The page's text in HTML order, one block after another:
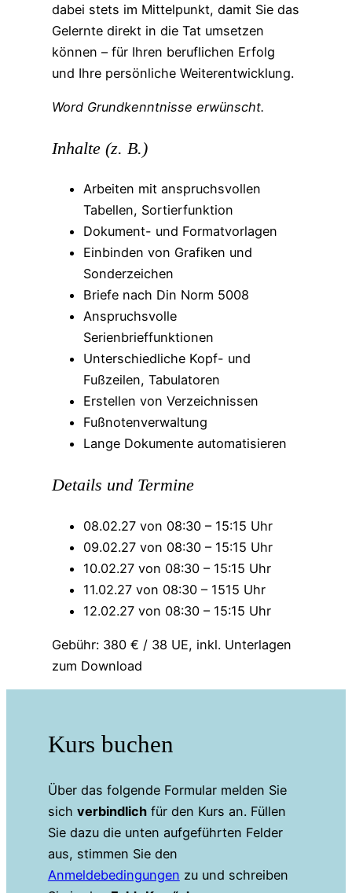
dabei stets im Mittelpunkt, damit Sie das
Gelernte direkt in die Tat umsetzen
können – für Ihren beruflichen Erfolg
und Ihre persönliche Weiterentwicklung.
Word Grundkenntnisse erwünscht.
Inhalte (z. B.)
Arbeiten mit anspruchsvollen
Tabellen, Sortierfunktion
Dokument- und Formatvorlagen
Einbinden von Grafiken und
Sonderzeichen
Briefe nach Din Norm 5008
Anspruchsvolle
Serienbrieffunktionen
Unterschiedliche Kopf- und
Fußzeilen, Tabulatoren
Erstellen von Verzeichnissen
Fußnotenverwaltung
Lange Dokumente automatisieren
Details und Termine
08.02.27 von 08:30 – 15:15 Uhr
09.02.27 von 08:30 – 15:15 Uhr
10.02.27 von 08:30 – 15:15 Uhr
11.02.27 von 08:30 – 1515 Uhr
12.02.27 von 08:30 – 15:15 Uhr
Gebühr: 380 € / 38 UE, inkl. Unterlagen
zum Download
Kurs buchen
Über das folgende Formular melden Sie
sich verbindlichfür den Kurs an. Füllen
Sie dazu die unten aufgeführten Felder
aus, stimmen Sie den
Anmeldebedingungen zu und schreiben